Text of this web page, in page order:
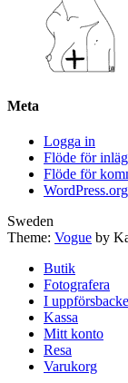
Meta
Logga in
Flöde för
Flöde för
WordPress.org
Sweden
Theme: Vogue by
Butik
Fotografera
I
Kassa
Mitt konto
Resa
Varukorg